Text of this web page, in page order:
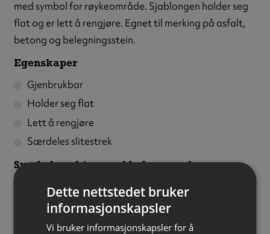
med symbol for røykeområde. Sjablongen holder seg
flat og er lett å rengjøre. Egnet til merking på asfalt,
betong og belegningsstein.
Egenskaper
Gjenbrukbar
Holder seg flat
Lett å rengjøre
Særdeles slitestrek
Symbolmerking med bakgrunnsfarge
Med en bakgrunnsfarge vil symbolet synes ekstra
godt. Merk først bakgrunnsfargen ved hjelp av en
(selges separat), og deretter
Dette nettstedet bruker
informasjonskapsler
Vi bruker informasjonskapsler for å